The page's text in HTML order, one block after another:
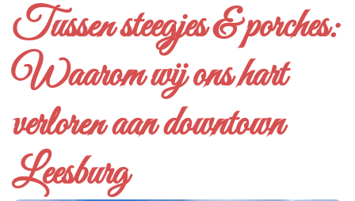
Tussen steegjes & porches:
Waarom wij ons hart
verloren aan downtown
Leesburg